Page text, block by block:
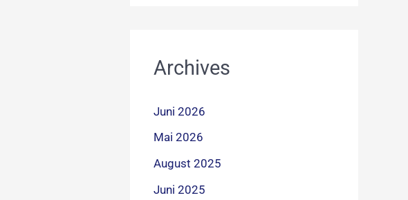
Archives
Juni 2026
Mai 2026
August 2025
Juni 2025